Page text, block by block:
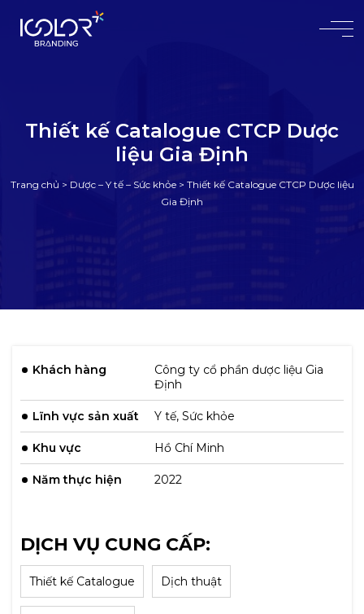
#
Thiết kế Catalogue CTCP Dược
liệu Gia Định
Trang chủ > Dược – Y tế – Sức khỏe> Thiết kế Catalogue CTCP Dược liệu
Gia Định
Khách hàng
Công ty cổ phần dược liệu Gia
Định
Lĩnh vực sản xuất Y tế, Sức khỏe
Khu vực Hồ Chí Minh
Năm thực hiện 2022
DỊCH VỤ CUNG CẤP:
Thiết kế Catalogue Dịch thuật